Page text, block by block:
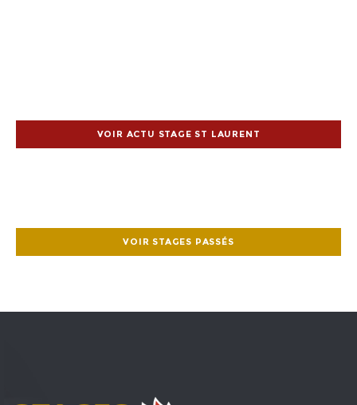
VOIR ACTU STAGE ST LAURENT
VOIR STAGES PASSÉS